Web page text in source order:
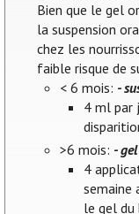
Bien que le gel
la suspension
chez les
faible risque de
< 6 mois: -
4 ml par
>6 mois: -
4
semaine
le gel du